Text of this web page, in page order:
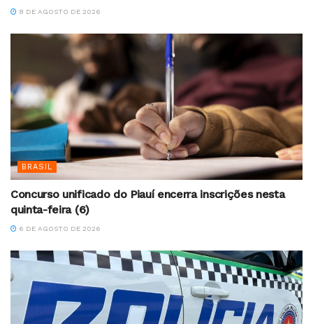
8 DE AGOSTO DE 2026
BRASIL
Concurso unificado do Piauí encerra inscrições nesta
quinta-feira (6)
6 DE AGOSTO DE 2026